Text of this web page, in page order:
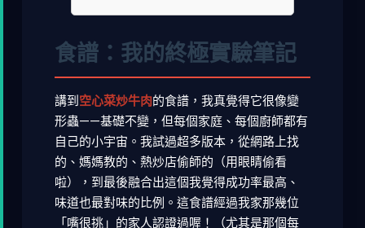
食譜：我的終極實驗筆記
講到空心菜炒牛肉的食譜，我真覺得它很像變
形蟲——基礎不變，但每個家庭、每個廚師都有
自己的小宇宙。我試過超多版本，從網路上找
的、媽媽教的、熱炒店偷師的（用眼睛偷看
啦），到最後融合出這個我覺得成功率最高、
味道也最對味的比例。這食譜經過我家那幾位
「嘴很挑」的家人認證過喔！（尤其是那個每